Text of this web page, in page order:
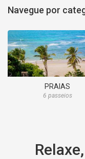
Navegue por
PRAIAS
6 passeios